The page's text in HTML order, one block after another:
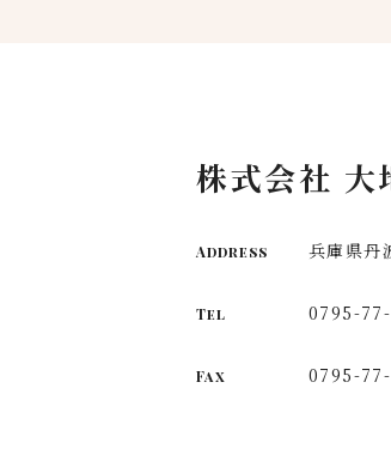
株式会社 大
Address 兵庫県丹
Tel 0795-
Fax 0795-